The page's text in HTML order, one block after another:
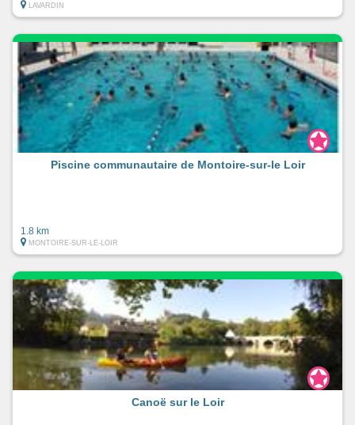
LAVARDIN
Piscine communautaire de Montoire-sur-le Loir
1.8 km
MONTOIRE-SUR-LE-LOIR
Canoë sur le Loir